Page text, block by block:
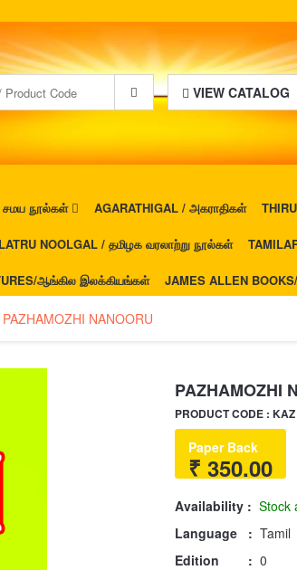
VIEW CATALOG
சமய நூல்கள் AGARATHIGAL / அகராதிகள்
NOOLGAL / தமிழக வரலாற்று நூல்கள்
ஆங்கில இலக்கியங்கள் JAMES ALLEN
PAZHAMOZHI NANOORU
PAZHAMOZHI
PRODUCT CODE :
Paper Back
₹ 350.00
Availability : Stock
Language : Tamil
Edition : 0